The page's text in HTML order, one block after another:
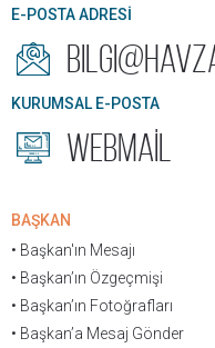
E-POSTA ADRESİ
KURUMSAL E-POSTA
WEBMAİL
BAŞKAN
• Başkan'ın Mesajı
• Başkan’ın Özgeçmişi
• Başkan’ın Fotoğrafları
• Başkan’a Mesaj Gönder